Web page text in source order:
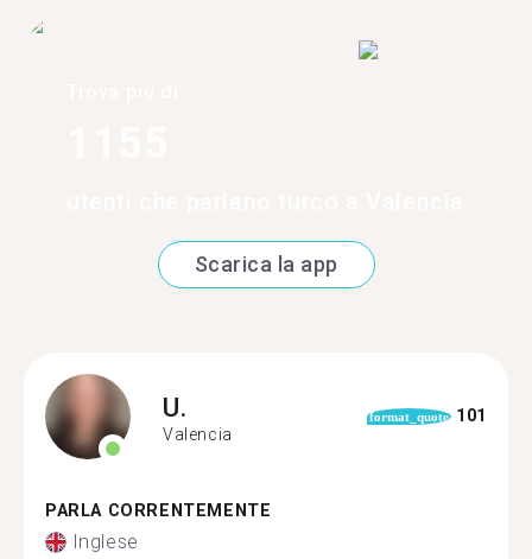
Scarica la app
U.
Valencia
format_quote 101
PARLA CORRENTEMENTE
Inglese